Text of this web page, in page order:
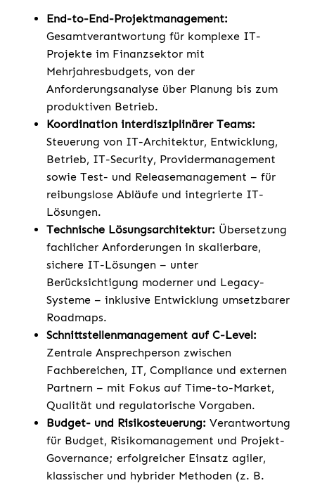
End-to-End-Projektmanagement:
Gesamtverantwortung für komplexe IT-
Projekte im Finanzsektor mit
Mehrjahresbudgets, von der
Anforderungsanalyse über Planung bis zum
produktiven Betrieb.
Koordination interdisziplinärer Teams:
Steuerung von IT-Architektur, Entwicklung,
Betrieb, IT-Security, Providermanagement
sowie Test- und Releasemanagement – für
reibungslose Abläufe und integrierte IT-
Lösungen.
Technische Lösungsarchitektur: Übersetzung
fachlicher Anforderungen in skalierbare,
sichere IT-Lösungen – unter
Berücksichtigung moderner und Legacy-
Systeme – inklusive Entwicklung umsetzbarer
Roadmaps.
Schnittstellenmanagement auf C-Level:
Zentrale Ansprechperson zwischen
Fachbereichen, IT, Compliance und externen
Partnern – mit Fokus auf Time-to-Market,
Qualität und regulatorische Vorgaben.
Budget- und Risikosteuerung: Verantwortung
für Budget, Risikomanagement und Projekt-
Governance; erfolgreicher Einsatz agiler,
klassischer und hybrider Methoden (z. B.